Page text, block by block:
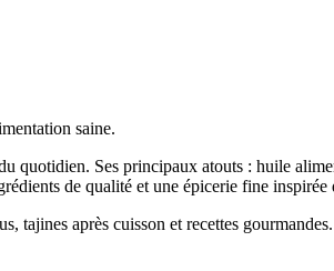
saine.
quotidien. Ses principaux atouts : huile
de qualité et une épicerie fine inspirée
tajines après cuisson et recettes